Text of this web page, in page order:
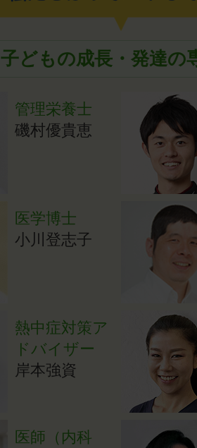
子どもの成長・発達の
管理栄養士
磯村優貴恵
医学博士
小川登志子
熱中症対策ア
ドバイザー
岸本強資
医師（内科